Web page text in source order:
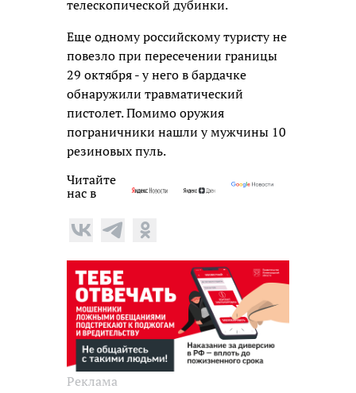
телескопической дубинки.
Еще одному российскому туристу не
повезло при пересечении границы
29 октября - у него в бардачке
обнаружили травматический
пистолет. Помимо оружия
пограничники нашли у мужчины 10
резиновых пуль.
Читайте
нас в
Реклама